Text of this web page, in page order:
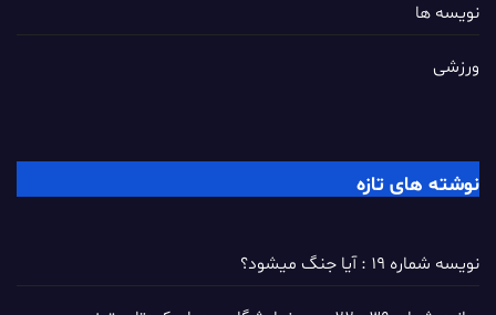
نویسه ها
ورزشی
نوشته های تازه
نویسه شماره 19 : آیا جنگ میشود؟